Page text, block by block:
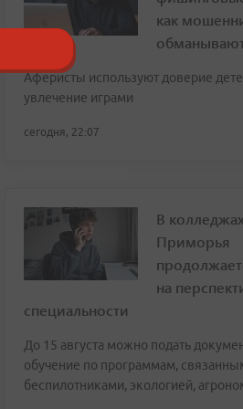
как
Аферисты используют доверие
увлечение играми
сегодня, 22:07
В колледжах
Приморья
на
специальности
До 15 августа можно подать
обучение по программам,
беспилотниками, экологией,